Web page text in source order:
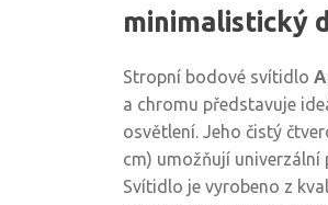
minimalistický
Stropní bodové svítidlo
a chromu představuje
osvětlení. Jeho čistý
cm) umožňují
Svítidlo je vyrobeno z